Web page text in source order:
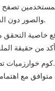
تصفح
والصور دون الحاجة إلى الدفع.
خاصية
خوارزميات
مع